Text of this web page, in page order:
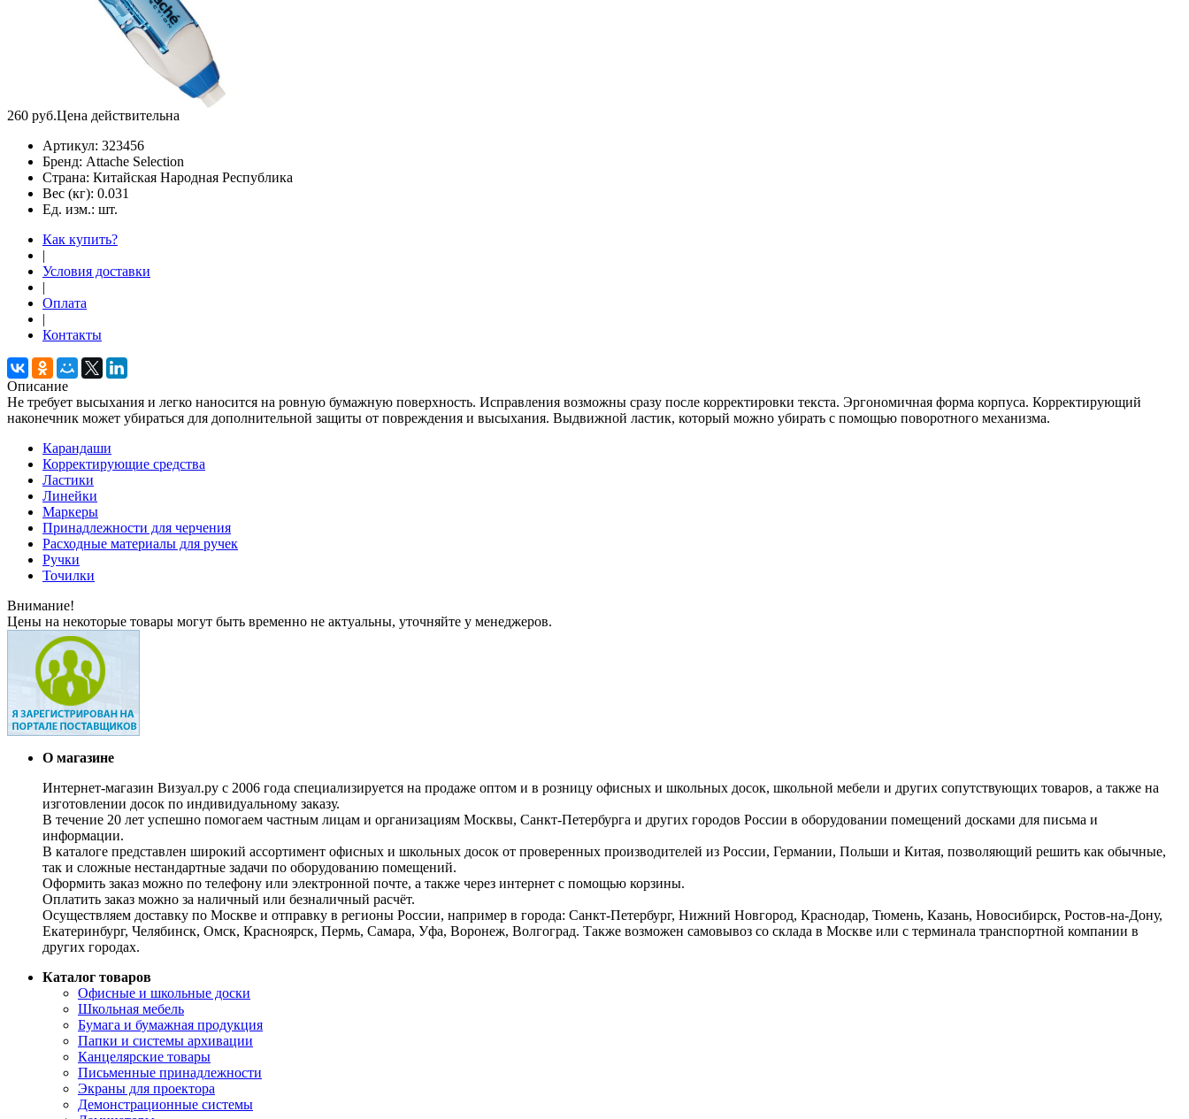
260 руб.Цена действительна
Артикул: 323456
Бренд: Attache Selection
Страна: Китайская Народная Республика
Вес (кг): 0.031
Ед. изм.: шт.
Как купить?
|
Условия доставки
|
Оплата
|
Контакты
Описание
Не требует высыхания и легко наносится на ровную бумажную поверхность. Исправления возможны сразу после корректировки текста. Эргономичная форма корпуса. Корректирующий
наконечник может убираться для дополнительной защиты от повреждения и высыхания. Выдвижной ластик, который можно убирать с помощью поворотного механизма.
Карандаши
Корректирующие средства
Ластики
Линейки
Маркеры
Принадлежности для черчения
Расходные материалы для ручек
Ручки
Точилки
Внимание!
Цены на некоторые товары могут быть временно не актуальны, уточняйте у менеджеров.
О магазине
Интернет-магазин Визуал.ру с 2006 года специализируется на продаже оптом и в розницу офисных и школьных досок, школьной мебели и других сопутствующих товаров, а также на
изготовлении досок по индивидуальному заказу.
В течение 20 лет успешно помогаем частным лицам и организациям Москвы, Санкт-Петербурга и других городов России в оборудовании помещений досками для письма и
информации.
В каталоге представлен широкий ассортимент офисных и школьных досок от проверенных производителей из России, Германии, Польши и Китая, позволяющий решить как обычные,
так и сложные нестандартные задачи по оборудованию помещений.
Оформить заказ можно по телефону или электронной почте, а также через интернет с помощью корзины.
Оплатить заказ можно за наличный или безналичный расчёт.
Осуществляем доставку по Москве и отправку в регионы России, например в города: Санкт-Петербург, Нижний Новгород, Краснодар, Тюмень, Казань, Новосибирск, Ростов-на-Дону,
Екатеринбург, Челябинск, Омск, Красноярск, Пермь, Самара, Уфа, Воронеж, Волгоград. Также возможен самовывоз со склада в Москве или с терминала транспортной компании в
других городах.
Каталог товаров
Офисные и школьные доски
Школьная мебель
Бумага и бумажная продукция
Папки и системы архивации
Канцелярские товары
Письменные принадлежности
Экраны для проектора
Демонстрационные системы